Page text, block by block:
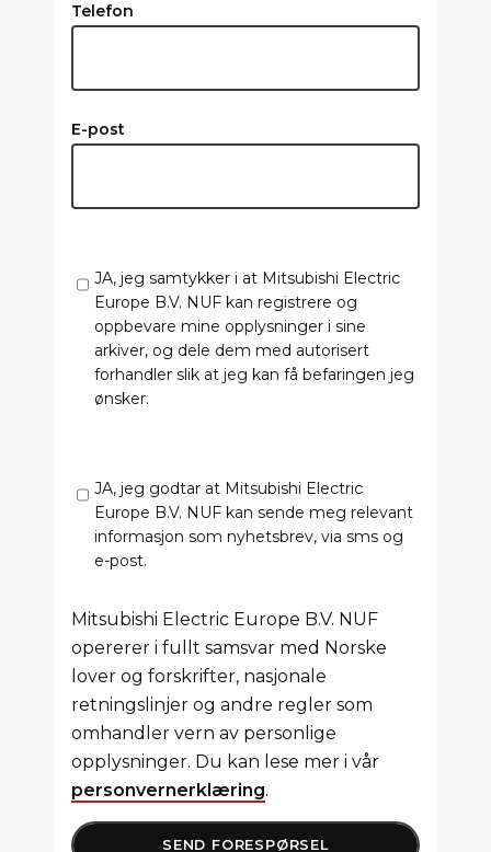
Telefon
E-post
JA, jeg samtykker i at Mitsubishi Electric
Europe B.V. NUF kan registrere og
oppbevare mine opplysninger i sine
arkiver, og dele dem med autorisert
forhandler slik at jeg kan få befaringen jeg
ønsker.
JA, jeg godtar at Mitsubishi Electric
Europe B.V. NUF kan sende meg relevant
informasjon som nyhetsbrev, via sms og
e-post.
Mitsubishi Electric Europe B.V. NUF
opererer i fullt samsvar med Norske
lover og forskrifter, nasjonale
retningslinjer og andre regler som
omhandler vern av personlige
opplysninger. Du kan lese mer i vår
personvernerklæring.